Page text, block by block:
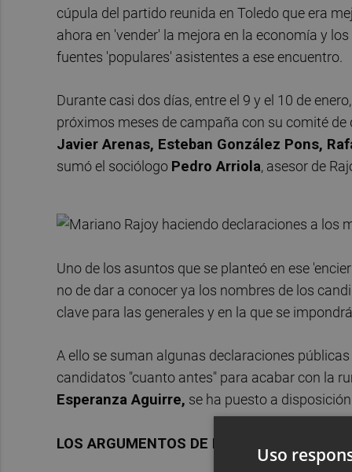
cúpula del partido reunida en Toledo que era
ahora en 'vender' la mejora en la economía y
fuentes 'populares' asistentes a ese encuentro.
Durante casi dos días, entre el 9 y el 10 de
próximos meses de campaña con su comité
Javier Arenas, Esteban González Pons,
sumó el sociólogo Pedro Arriola, asesor de
Uno de los asuntos que se planteó en ese
no de dar a conocer ya los nombres de los
clave para las generales y en la que se
A ello se suman algunas declaraciones
candidatos "cuanto antes" para acabar con la
Esperanza Aguirre, se ha puesto a
LOS ARGUMENTOS DE RAJOY
Uso